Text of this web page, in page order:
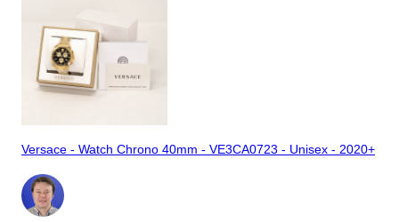
Versace - Watch Chrono 40mm - VE3CA0723 - Unisex - 2020+